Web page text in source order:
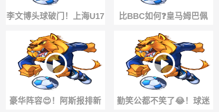
李文博头球破门！上海U17
再次扳平阿森纳U17！
比BBC如何❓️皇马姆巴佩
+维尼修斯+迪奥曼德三叉
戟
豪华阵容😍！阿斯报排新
勤笑公都不笑了😂！球迷